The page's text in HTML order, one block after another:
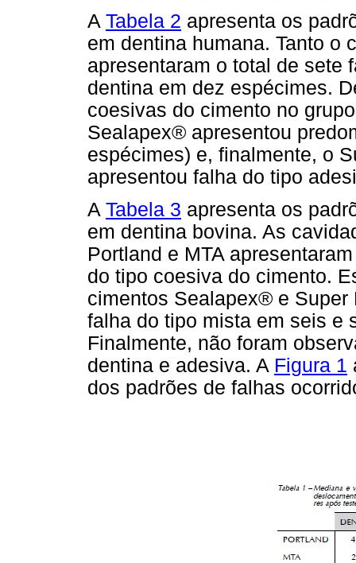
A Tabela 2 apresenta os
em dentina humana. Tanto o
apresentaram o total de sete
dentina em dez espécimes.
coesivas do cimento no
Sealapex® apresentou
espécimes) e, finalmente, o
apresentou falha do tipo
A Tabela 3 apresenta os
em dentina bovina. As
Portland e MTA
do tipo coesiva do cimento.
cimentos Sealapex® e
falha do tipo mista em seis e
Finalmente, não foram
dentina e adesiva. A Figura 1
dos padrões de falhas